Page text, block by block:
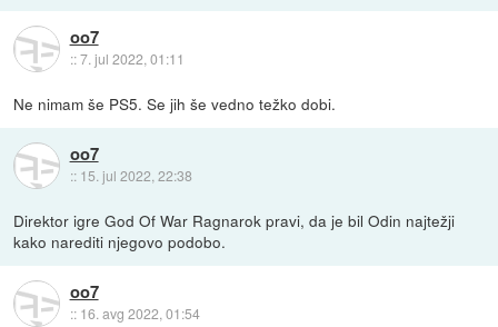
oo7
::7. jul 2022, 01:11
Ne nimam še PS5. Se jih še vedno težko dobi.
oo7
:: 15. jul 2022, 22:38
Direktor igre God Of War Ragnarok pravi, da je bil Odin najtežji
kako narediti njegovo podobo.
oo7
:: 16. avg 2022, 01:54